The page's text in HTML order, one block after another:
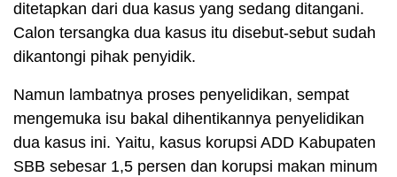
ditetapkan dari dua kasus yang sedang ditangani.
Calon tersangka dua kasus itu disebut-sebut sudah
dikantongi pihak penyidik.
Namun lambatnya proses penyelidikan, sempat
mengemuka isu bakal dihentikannya penyelidikan
dua kasus ini. Yaitu, kasus korupsi ADD Kabupaten
SBB sebesar 1,5 persen dan korupsi makan minum